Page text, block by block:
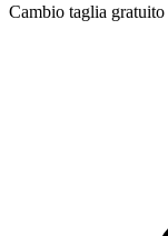
Cambio taglia gratuito